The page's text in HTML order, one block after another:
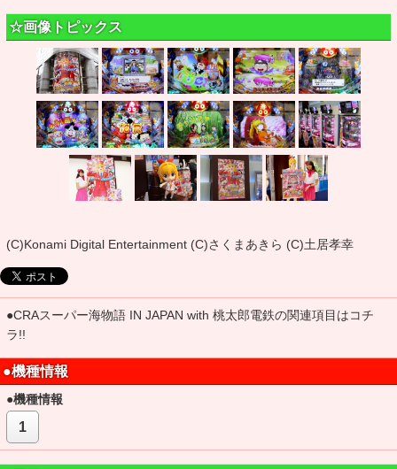
☆画像トピックス
(C)Konami Digital Entertainment (C)さくまあきら (C)土居孝幸
●CRAスーパー海物語 IN JAPAN with 桃太郎電鉄の関連項目はコチ
ラ!!
●機種情報
●機種情報
1